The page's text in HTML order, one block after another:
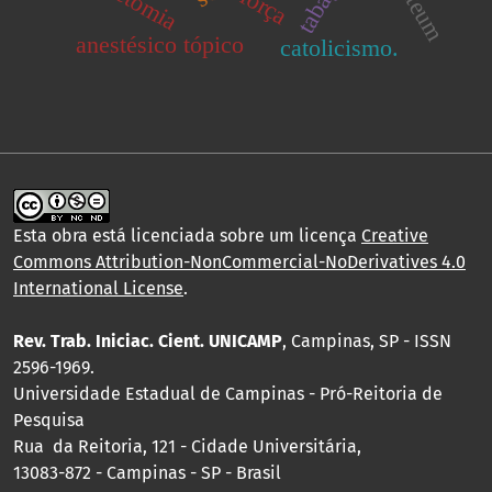
anestésico tópico catolicismo.
Esta obra está licenciada sobre um licença Creative
Commons Attribution-NonCommercial-NoDerivatives 4.0
International License.
Rev. Trab. Iniciac. Cient. UNICAMP, Campinas, SP - ISSN
2596-1969.
Universidade Estadual de Campinas - Pró-Reitoria de
Pesquisa
Rua da Reitoria, 121 - Cidade Universitária,
13083-872 - Campinas - SP - Brasil